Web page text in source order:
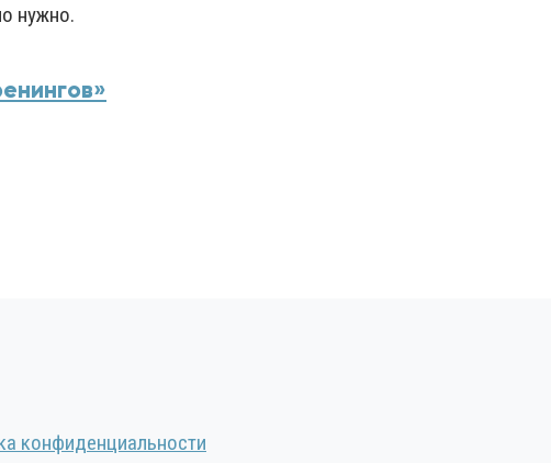
нужно.
конфиденциальности